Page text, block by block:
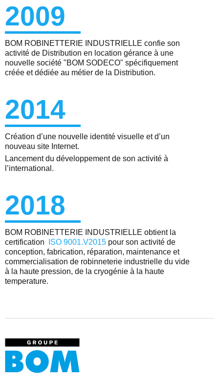
2009
BOM ROBINETTERIE INDUSTRIELLE confie son
activité de Distribution en location gérance à une
nouvelle société "BOM SODECO" spécifiquement
créée et dédiée au métier de la Distribution.
2014
Création d’une nouvelle identité visuelle et d’un
nouveau site Internet.
Lancement du développement de son activité à
l’international.
2018
BOM ROBINETTERIE INDUSTRIELLE obtient la
certification
ISO 9001.V2015 pour son activité de
conception, fabrication, réparation, maintenance et
commercialisation de robinneterie industrielle du vide
à la haute pression, de la cryogénie à la haute
temperature.